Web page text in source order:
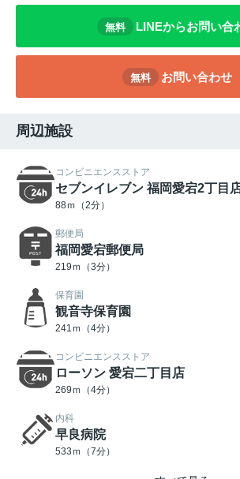
無料 LINEからお問い合
無料 お問い合わせ
周辺施設
コンビニエンスストア
セブンイレブン 福岡愛宕2丁目
88ｍ（2分）
郵便局
福岡愛宕郵便局
219ｍ（3分）
保育園
観音寺保育園
241ｍ（4分）
コンビニエンスストア
ローソン 愛宕二丁目店
269ｍ（4分）
内科
早良病院
533ｍ（7分）